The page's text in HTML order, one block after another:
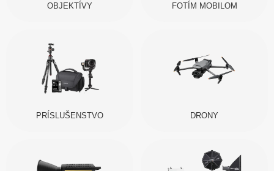
OBJEKTÍVY FOTÍM MOBILOM
PRÍSLUŠENSTVO DRONY